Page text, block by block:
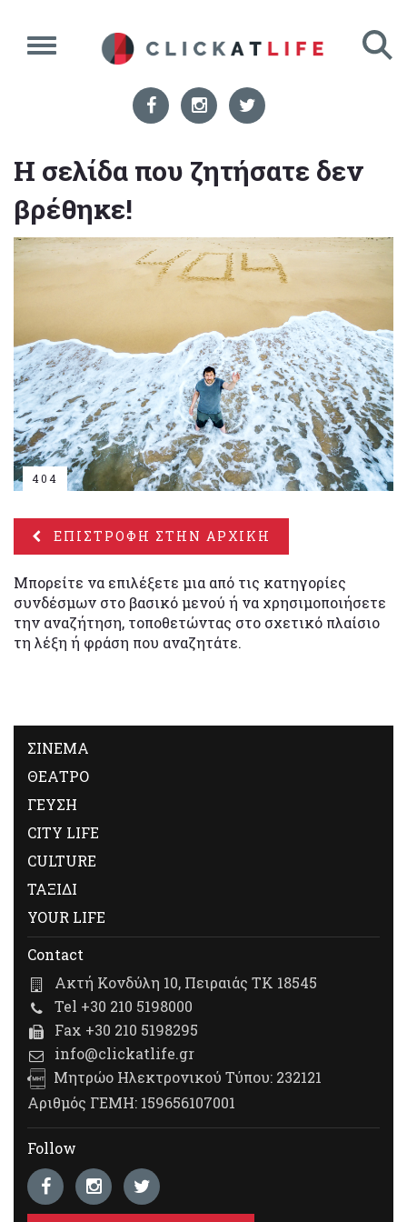
Η σελίδα που ζητήσατε δεν
βρέθηκε!
404
ΕΠΙΣΤΡΟΦΗ ΣΤΗΝ ΑΡΧΙΚΗ
Μπορείτε να επιλέξετε μια από τις κατηγορίες
συνδέσμων στο βασικό μενού ή να χρησιμοποιήσετε
την αναζήτηση, τοποθετώντας στο σχετικό πλαίσιο
τη λέξη ή φράση που αναζητάτε.
ΣΙΝΕΜΑ
ΘΕΑΤΡΟ
ΓΕΥΣΗ
CITY LIFE
CULTURE
ΤΑΞΙΔΙ
YOUR LIFE
Contact
Ακτή Κονδύλη 10, Πειραιάς ΤΚ 18545
Tel +30 210 5198000
Fax +30 210 5198295
info@clickatlife.gr
Μητρώο Ηλεκτρονικού Τύπου: 232121
Αριθμός ΓΕΜΗ: 159656107001
Follow